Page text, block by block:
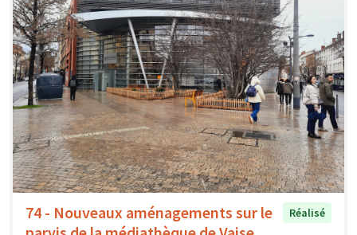
74 - Nouveaux aménagements sur le
Réalisé